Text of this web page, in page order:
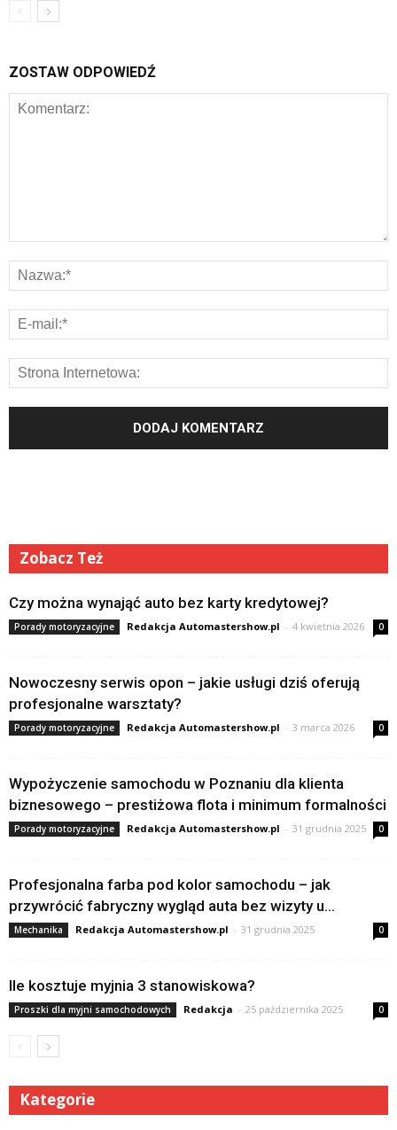
ZOSTAW ODPOWIEDŹ
Zobacz Też
Czy można wynająć auto bez karty kredytowej?
Porady motoryzacyjne Redakcja Automastershow.pl - 4 kwietnia 2026 0
Nowoczesny serwis opon – jakie usługi dziś oferują
profesjonalne warsztaty?
Porady motoryzacyjne Redakcja Automastershow.pl - 3 marca 2026 0
Wypożyczenie samochodu w Poznaniu dla klienta
biznesowego – prestiżowa flota i minimum formalności
Porady motoryzacyjne Redakcja Automastershow.pl - 31 grudnia 2025 0
Profesjonalna farba pod kolor samochodu – jak
przywrócić fabryczny wygląd auta bez wizyty u...
Mechanika Redakcja Automastershow.pl - 31 grudnia 2025 0
Ile kosztuje myjnia 3 stanowiskowa?
Proszki dla myjni samochodowych Redakcja - 25 października 2025 0
Kategorie